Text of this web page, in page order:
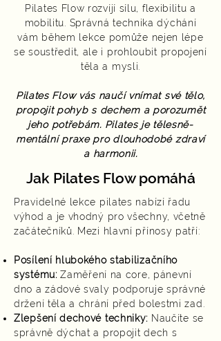
Pilates Flow rozvíjí sílu, flexibilitu a
mobilitu. Správná technika dýchání
vám během lekce pomůže nejen lépe
se soustředit, ale i prohloubit propojení
těla a mysli.
Pilates Flow vás naučí vnímat své tělo,
propojit pohyb s dechem a porozumět
jeho potřebám. Pilates je tělesně-
mentální praxe pro dlouhodobé zdraví
a harmonii.
Jak Pilates Flow pomáhá
Pravidelné lekce pilates nabízí řadu
výhod a je vhodný pro všechny, včetně
začátečníků. Mezi hlavní přínosy patří:
Posílení hlubokého stabilizačního
systému: Zaměření na core, pánevní
dno a zádové svaly podporuje správné
držení těla a chrání před bolestmi zad.
Zlepšení dechové techniky: Naučíte se
správně dýchat a propojit dech s